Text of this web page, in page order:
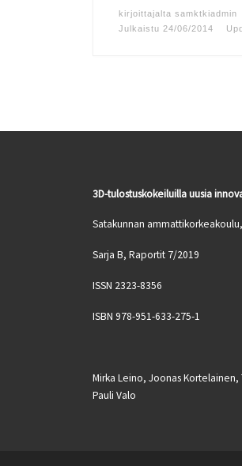
kirjoittajalta samktkiadmin
Julkaistu 24/06/2014
3D-tulostuskokeiluilla uusia
Satakunnan
Sarja B, Raportit 7/2019
ISSN 2323-8356
ISBN 978-951-633-275-1
Mirka Leino, Joonas
Pauli Valo